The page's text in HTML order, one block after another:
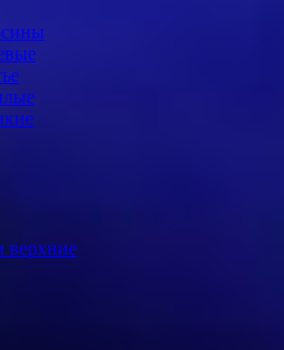
верхние